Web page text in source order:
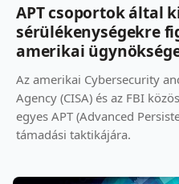
APT csoportok által
sérülékenységekre
amerikai
Az amerikai Cybersecurity
Agency (CISA) és az FBI
egyes APT (Advanced
támadási taktikájára.